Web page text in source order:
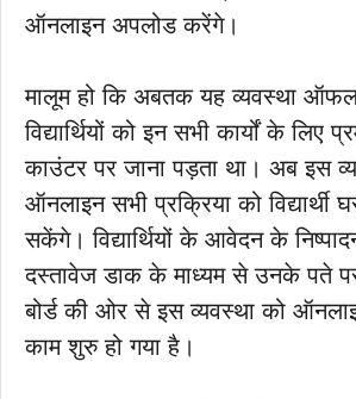
ऑनलाइन अपलोड करेंगे।
मालूम हो कि अबतक यह व्यवस्था
विद्यार्थियों को इन सभी कार्यों के लिए
काउंटर पर जाना पड़ता था। अब इस
ऑनलाइन सभी प्रक्रिया को विद्यार्थी
सकेंगे। विद्यार्थियों के आवेदन के
दस्तावेज डाक के माध्यम से उनके पते पर
बोर्ड की ओर से इस व्यवस्था को
काम शुरु हो गया है।